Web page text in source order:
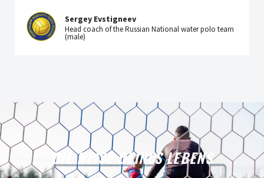
Sergey Evstigneev
Head coach of the Russian National water polo team
(male)
DIE REISE DEINES LEBENS